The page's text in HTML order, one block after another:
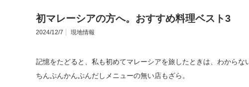
初マレーシアの方へ。おすすめ料理ベスト3
2024/12/7 現地情報
記憶をたどると、私も初めてマレーシアを旅したときは、わからな
ちんぷんかんぷんだしメニューの無い店もざら。